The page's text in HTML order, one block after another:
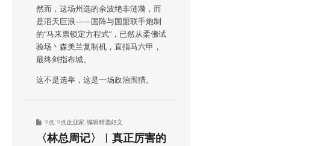
然而，这场州选的余波绝非涟漪，而
是滔天巨浪——国阵与国盟联手炮制
的“马来票锁定方程式”，已然从柔佛试
验场丶森美兰复制机，直指马六甲，
最终剑指布城。
这不是选举，这是一场政治围猎。
9点 9点企业家 编辑精选好文
〈林总周记〉︱真正厉害的